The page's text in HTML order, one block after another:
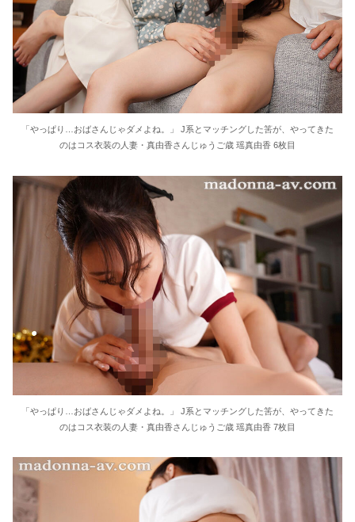
「やっぱり…おばさんじゃダメよね。」 J系とマッチングした筈が、やってきた
のはコス衣装の人妻・真由香さんじゅうご歳 瑶真由香 6枚目
「やっぱり…おばさんじゃダメよね。」 J系とマッチングした筈が、やってきた
のはコス衣装の人妻・真由香さんじゅうご歳 瑶真由香 7枚目